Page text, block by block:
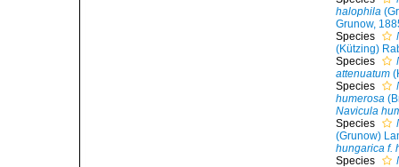
halophila
Grunow,
Species
(Kützing)
Species
attenuatum
Species
humerosa
Navicula
Species
(Grunow)
hungarica f.
Species